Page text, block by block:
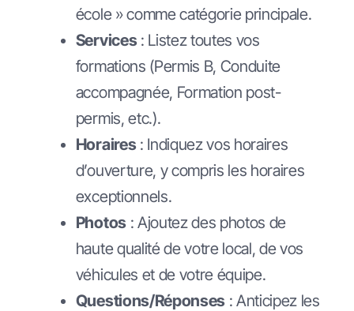
école » comme catégorie principale.
Services: Listez toutes vos
formations (Permis B, Conduite
accompagnée, Formation post-
permis, etc.).
Horaires: Indiquez vos horaires
d’ouverture, y compris les horaires
exceptionnels.
Photos: Ajoutez des photos de
haute qualité de votre local, de vos
véhicules et de votre équipe.
Questions/Réponses: Anticipez les